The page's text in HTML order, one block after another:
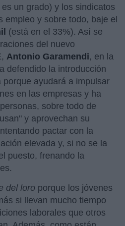
un grado) y los sindicatos
empleo y sobre todo, baje el
(está en el 33%). Así se
del nuevo
Antonio Garamendi, en la
defendido la introducción
ayudará a impulsar
en las empresas y ha
sobre todo de
y aprovechan su
pactar con la
elevada y, si no se la
puesto, frenando la
del loro porque los jóvenes
si llevan mucho tiempo
laborales que otros